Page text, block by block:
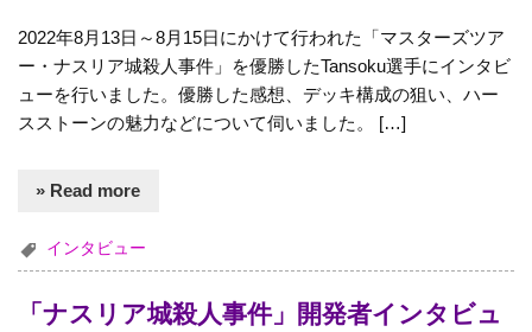
2022年8月13日～8月15日にかけて行われた「マスターズツア
ー・ナスリア城殺人事件」を優勝したTansoku選手にインタビ
ューを行いました。優勝した感想、デッキ構成の狙い、ハー
スストーンの魅力などについて伺いました。 […]
» Read more
インタビュー
「ナスリア城殺人事件」開発者インタビュ